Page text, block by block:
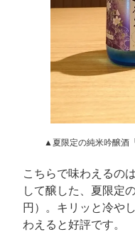
▲夏限定の純米吟醸酒
こちらで味わえるの
して醸した、夏限定
円）。キリッと冷や
わえると好評です。